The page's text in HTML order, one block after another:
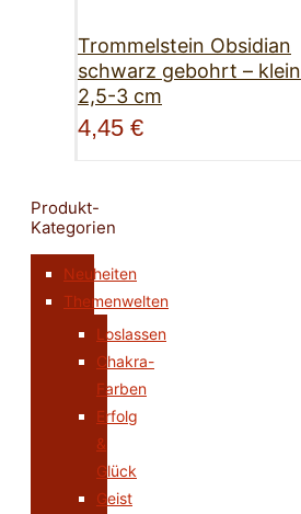
Trommelstein Obsidian
schwarz gebohrt – klein
2,5-3 cm
4,45 €
Produkt-
Kategorien
Neuheiten
Themenwelten
Loslassen
Chakra-
Farben
Erfolg
&
Glück
Geist